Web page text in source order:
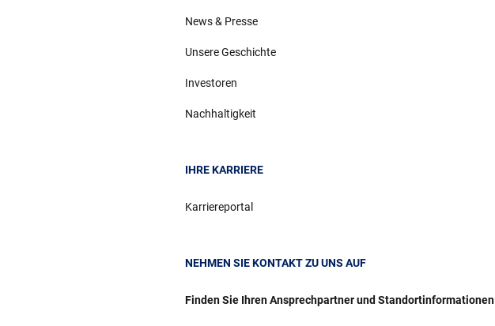
News & Presse
Unsere Geschichte
Investoren
Nachhaltigkeit
IHRE KARRIERE
Karriereportal
NEHMEN SIE KONTAKT ZU UNS AUF
Finden Sie Ihren Ansprechpartner und Standortinformationen